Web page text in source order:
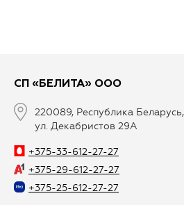
СП «БЕЛИТА» ООО
220089, Республика
ул. Декабристов 29А
+375-33-612-27-27
+375-29-612-27-27
+375-25-612-27-27